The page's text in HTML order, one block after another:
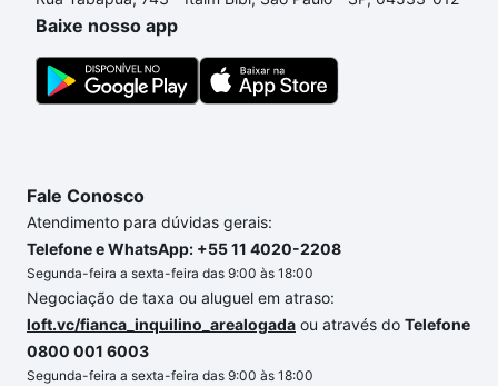
Baixe nosso app
Fale Conosco
Atendimento para dúvidas gerais:
Telefone e WhatsApp: +55 11 4020-2208
Segunda-feira a sexta-feira das 9:00 às 18:00
Negociação de taxa ou aluguel em atraso:
loft.vc/fianca_inquilino_arealogada ou através do Telefone
0800 001 6003
Segunda-feira a sexta-feira das 9:00 às 18:00